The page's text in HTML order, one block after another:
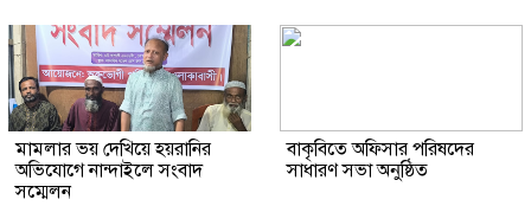
মামলার ভয় দেখিয়ে হয়রানির
অভিযোগে নান্দাইলে সংবাদ
সম্মেলন
বাকৃবিতে অফিসার পরিষদের
সাধারণ সভা অনুষ্ঠিত